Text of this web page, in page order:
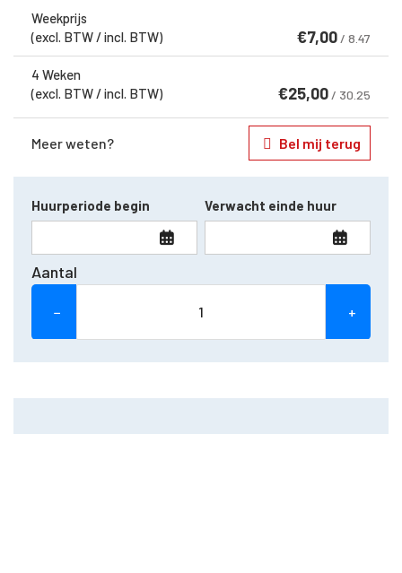
Weekprijs
(excl. BTW / incl. BTW)
€7,00 / 8.47
4 Weken
(excl. BTW / incl. BTW)
€25,00 / 30.25
Meer weten? Bel mij terug
Huurperiode begin Verwacht einde huur
Aantal
− +